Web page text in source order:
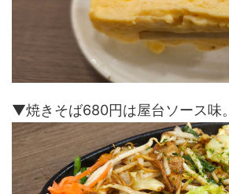
▼焼きそば680円は屋台ソース味。